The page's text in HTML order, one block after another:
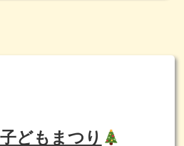
どもまつり